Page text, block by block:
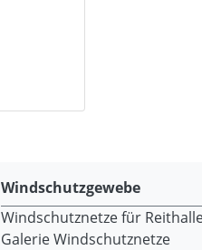
Windschutzgewebe
Windschutznetze für
Galerie Windschutznetze